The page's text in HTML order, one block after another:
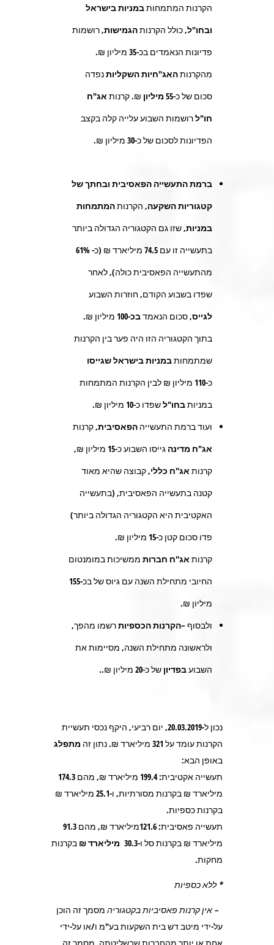
הקרנות המתמחותבמניות בישראל
ובחו"ל, כולל הקרנותהגמישות, רושמות
פדיונות הנאמדים בכ-35 מיליון ₪.
מהקרנותהאג"חיות השקליותנפדה
סכום של כ-55 מיליון ₪. קרנות אג"ח
חו"לרושמות השבוע עלייה קלה בקצב
הפדיונות לסכום של כ-30 מיליון ₪.
ברמת התעשייה הפאסיבית ובחתך של
קטגוריות השקעה, הקרנותהמתמחות
במניות, שזו גם הקטגוריה הגדולה ביותר
בתעשייה זו עם 74.5 מיליארד ₪ (כ- 61%
מהתעשייה הפאסיבית כולה), לאחר
שפדו בשבוע הקודם, חוזרות השבוע
לגייס, סכום הנאמדבכ-100
מיליון ₪.
בתוך הקטגוריה הזו היה פער בין הקרנות
שמתמחותבמניותבישראל שגייסו
כ-110 מיליון ₪ לבין הקרנות המתמחות
במניותבחו"לשפדו כ-10 מיליון ₪.
ועוד ברמת התעשייה הפאסיבית, קרנות
אג"ח מדינה גייסו השבוע כ-15 מיליון ₪,
קרנות אג"ח כללי, קבוצה שהיא מאוד
קטנה בתעשייה הפאסיבית, (בתעשייה
האקטיבית היא הקטגוריה הגדולה ביותר)
פדו סכום קטן כ-15 מיליון ₪.
קרנות אג"ח חברות ממשיכות במומנטום
החיובי מתחילת השנה עם גיוס של בכ-155
מיליון ₪.
ולבסוף –הקרנות הכספיותרשמו מהפך,
ולראשונה מתחילת השנה, מסיימות את
השבועבפדיון של כ-20 מיליון ₪..
נכון ל-20.03.2019, יום רביעי, היקף נכסי תעשיית
הקרנות עומד על
מיליארד ₪. נתון זה מתפלג
באופן הבא:
תעשייה אקטיבית:199.4 מיליארד ₪, מהם 174.3
מיליארד ₪ בקרנות מסורתיות, ו-25.1 מיליארד ₪
בקרנות כספיות.
תעשייה פאסיבית:121.6מיליארד ₪, מהם 91.3
מיליארד ₪ בקרנות סל ו-30.3 מיליארד ₪
בקרנות
מחקות.
* ללא כספיות
– אין קרנות פאסיביות בקטגוריה מסמך זה הוכן
על-ידי מיטב דש בית השקעות בע"מ ו/או על-ידי
אחת או יותר מהחברות שבשליטתה. מסמך זה